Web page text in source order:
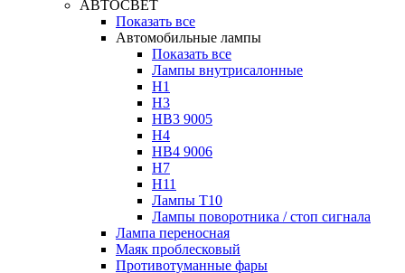
АВТОСВЕТ
Показать все
Автомобильные лампы
Показать все
Лампы внутрисалонные
H1
H3
HB3 9005
H4
HB4 9006
H7
H11
Лампы Т10
Лампы поворотника / стоп сигнала
Лампа переносная
Маяк проблесковый
Противотуманные фары